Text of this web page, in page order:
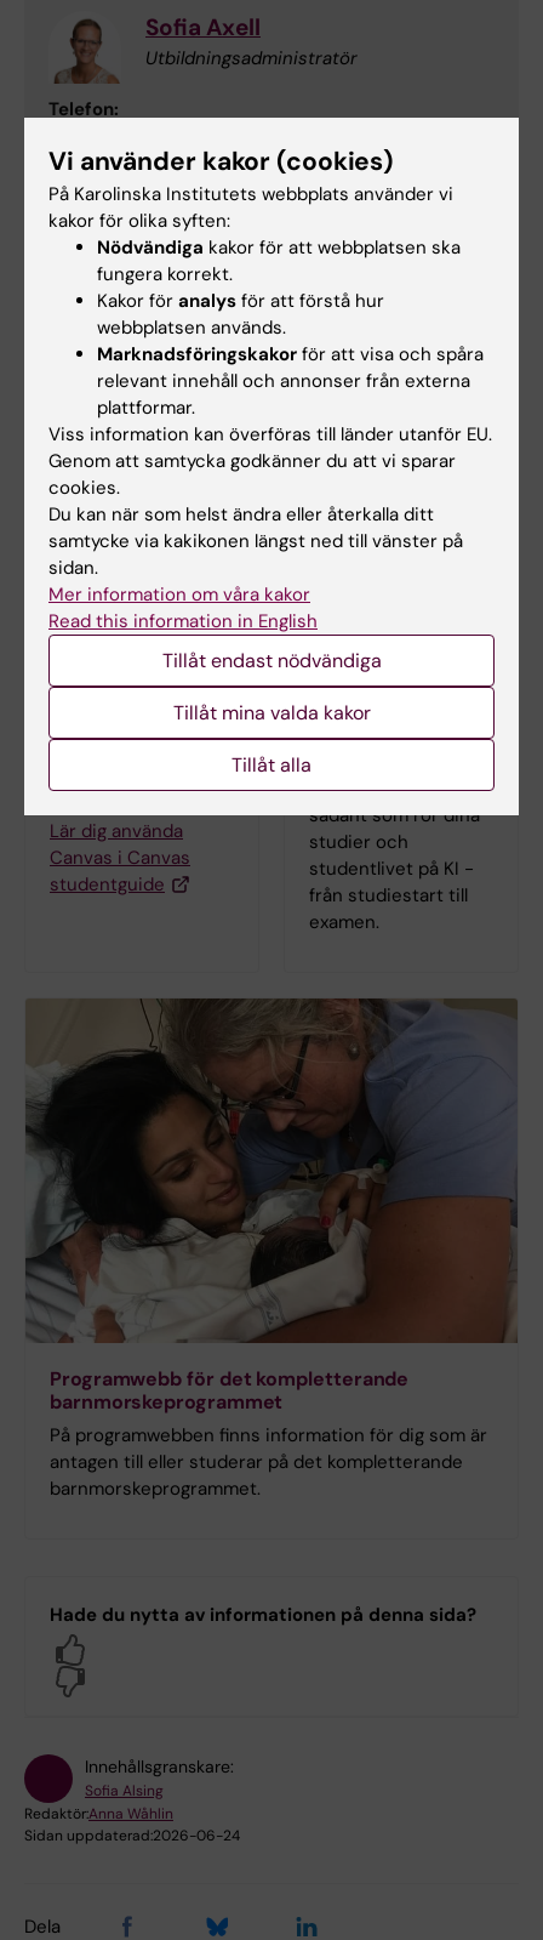
Sofia Axell
Utbildningsadministratör
Telefon:
E-post:
sofia.axell@ki.se
Emelie Ahlin
Studievägledare
Telefon:
+46852482364
E-post:
emelie.ahlin@ki.se
Lärplattformen
Canvas
Logga in i Canvas
Lär dig använda
Canvas i Canvas
studentguide
Student på KI
Här hittar du
information om
sådant som rör dina
studier och
studentlivet på KI -
från studiestart till
examen.
Programwebb för det kompletterande
barnmorskeprogrammet
På programwebben finns information för dig som är
antagen till eller studerar på det kompletterande
barnmorskeprogrammet.
Hade du nytta av informationen på denna sida?
Innehållsgranskare:
Sofia Alsing
Redaktör:Anna Wåhlin
Sidan uppdaterad:2026-06-24
Dela
Vi använder kakor (cookies)
På Karolinska Institutets webbplats använder vi
kakor för olika syften:
Nödvändiga kakor för att webbplatsen ska
fungera korrekt.
Kakor för analys för att förstå hur
webbplatsen används.
Marknadsföringskakor för att visa och spåra
relevant innehåll och annonser från externa
plattformar.
Viss information kan överföras till länder utanför EU.
Genom att samtycka godkänner du att vi sparar
cookies.
Du kan när som helst ändra eller återkalla ditt
samtycke via kakikonen längst ned till vänster på
sidan.
Mer information om våra kakor
Read this information in English
Tillåt endast nödvändiga
Tillåt mina valda kakor
Tillåt alla